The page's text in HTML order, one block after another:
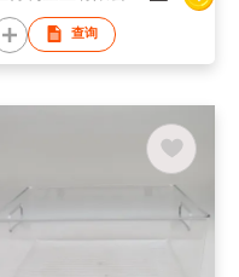
查询